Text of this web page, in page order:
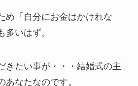
め「自分にお金はかけれな
多いはず。
きたい事が・・・結婚式の主
あなたなのです。